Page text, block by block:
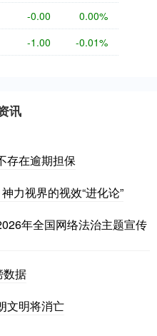
-0.00 0.00%
-1.00 -0.01%
讯
存在逾期担保
力视界的视效“进化论”
年全国网络法治主题宣传
数据
文明将消亡